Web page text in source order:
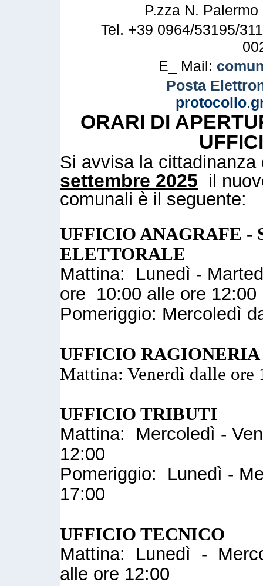
P.zza N.
Tel. +39 0964/53195/
E_ Mail:
Posta
protocollo.
ORARI DI
Si avvisa la
settembre 2025 il
comunali è il seguente:
UFFICIO ANAGRAFE -
ELETTORALE
Mattina: Lunedì -
ore 10:00 alle ore 12:00
Pomeriggio: Mercoledì
UFFICIO RAGIONERIA
Mattina: Venerdì dalle ore
UFFICIO TRIBUTI
Mattina: Mercoledì -
12:00
Pomeriggio: Lunedì -
17:00
UFFICIO TECNICO
Mattina: Lunedì -
alle ore 12:00